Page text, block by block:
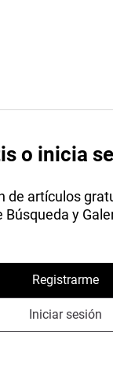
o inicia
de artículos
y
Registrarme
Iniciar sesión